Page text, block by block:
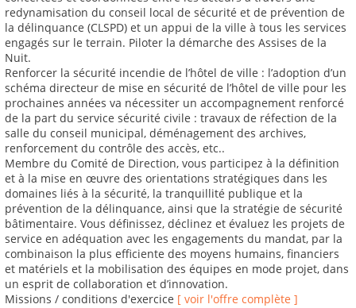
redynamisation du conseil local de sécurité et de prévention de
la délinquance (CLSPD) et un appui de la ville à tous les services
engagés sur le terrain. Piloter la démarche des Assises de la
Nuit.
Renforcer la sécurité incendie de l’hôtel de ville : l’adoption d’un
schéma directeur de mise en sécurité de l’hôtel de ville pour les
prochaines années va nécessiter un accompagnement renforcé
de la part du service sécurité civile : travaux de réfection de la
salle du conseil municipal, déménagement des archives,
renforcement du contrôle des accès, etc..
Membre du Comité de Direction, vous participez à la définition
et à la mise en œuvre des orientations stratégiques dans les
domaines liés à la sécurité, la tranquillité publique et la
prévention de la délinquance, ainsi que la stratégie de sécurité
bâtimentaire. Vous définissez, déclinez et évaluez les projets de
service en adéquation avec les engagements du mandat, par la
combinaison la plus efficiente des moyens humains, financiers
et matériels et la mobilisation des équipes en mode projet, dans
un esprit de collaboration et d’innovation.
Missions / conditions d'exercice [ voir l'offre complète ]